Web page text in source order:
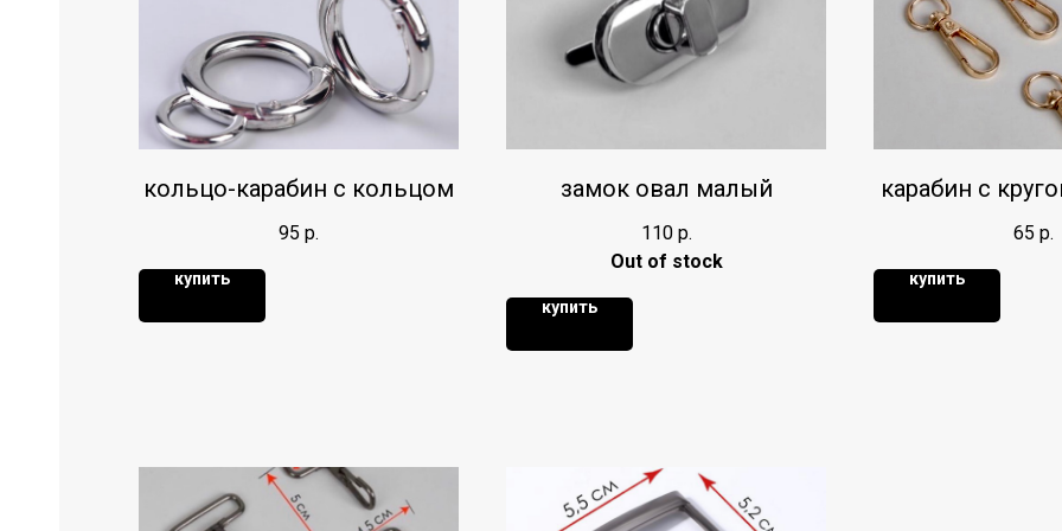
кольцо-карабин с кольцом
95 р.
купить
замок овал малый
110 р.
Out of stock
купить
карабин с
65 р.
купить